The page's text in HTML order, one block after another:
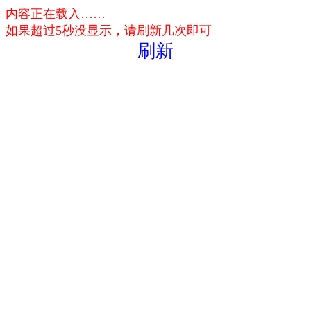
内容正在载入……
如果超过5秒没显示，请刷新几次即可
刷新